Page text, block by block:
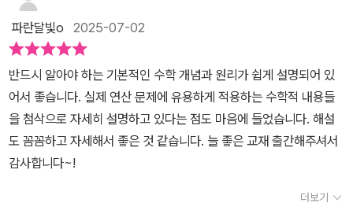
파란달빛o 2025-07-02
반드시 알아야 하는 기본적인 수학 개념과 원리가 쉽게 설명되어 있
어서 좋습니다. 실제 연산 문제에 유용하게 적용하는 수학적 내용들
을 첨삭으로 자세히 설명하고 있다는 점도 마음에 들었습니다. 해설
도 꼼꼼하고 자세해서 좋은 것 같습니다. 늘 좋은 교재 출간해주셔서
감사합니다~!
더보기